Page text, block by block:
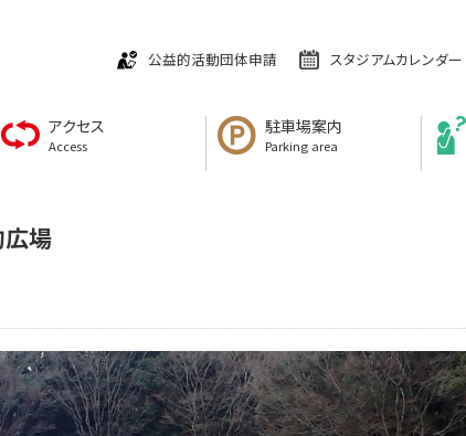
スタジアムカレンダー
公益的活動団体申請
アクセス
Access
駐車場案内
Parking area
場